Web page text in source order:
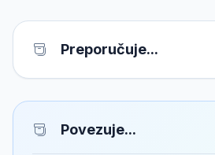
Preporučuje...
Povezuje...